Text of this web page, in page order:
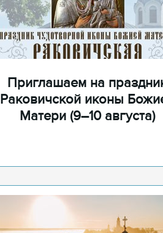
Приглашаем на
Раковичской иконы
Матери (9–10 августа)